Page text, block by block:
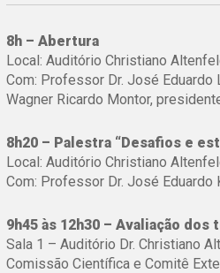
8h – Abertura
Local: Auditório Christiano
Com: Professor Dr. José Eduardo
Wagner Ricardo Montor,
8h20 – Palestra “Desafios e
Local: Auditório Christiano
Com: Professor Dr. José Eduardo
9h45 às 12h30 – Avaliação
Sala 1 – Auditório Dr. Christiano
Comissão Científica e Comitê